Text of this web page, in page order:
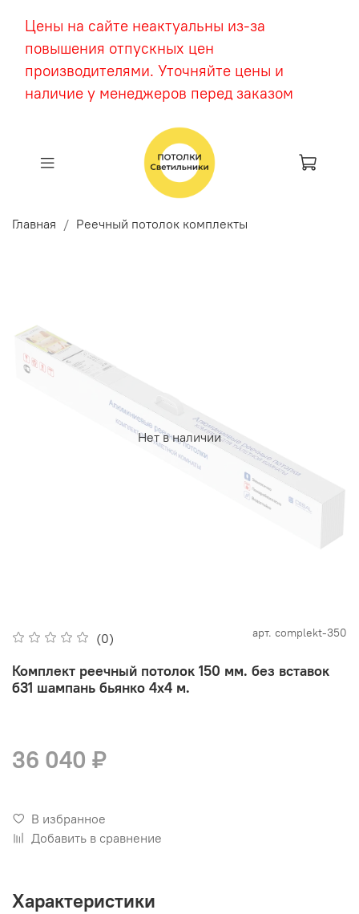
Цены на сайте неактуальны из-за
повышения отпускных цен
производителями. Уточняйте цены и
наличие у менеджеров перед заказом
Главная Реечный потолок комплекты
Нет в наличии
(0) арт. complekt-350
Комплект реечный потолок 150 мм. без вставок
б31 шампань бьянко 4х4 м.
36 040 ₽
В избранное
Добавить в сравнение
Характеристики